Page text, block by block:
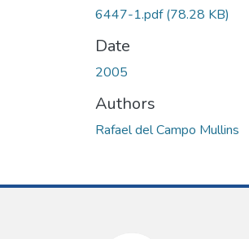
6447-1.pdf(78.28 KB)
Date
2005
Authors
Rafael del Campo Mullins